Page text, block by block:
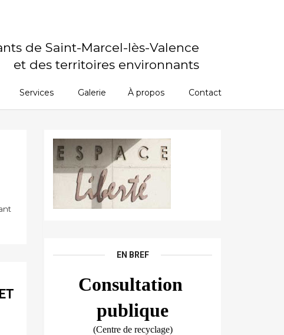
de Saint-Marcel-lès-Valence
et des territoires environnants
Services Galerie À propos Contact
EN BREF
Consultation
publique
(Centre de recyclage)